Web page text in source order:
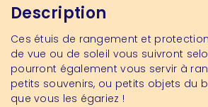
Description
Ces étuis de rangement et
de vue ou de soleil vous suivront
pourront également vous servir à
petits souvenirs, ou petits objets du
que vous les égariez !